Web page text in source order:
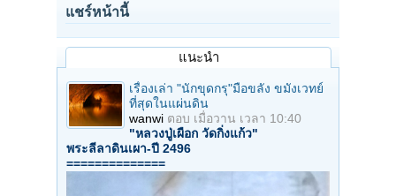
แชร์หน้านี้
แนะนำ
เรื่องเล่า "นักขุดกรุ"มือขลัง ขมังเวทย์
ที่สุดในแผ่นดิน
wanwi ตอบ เมื่อวาน เวลา 10:40
"หลวงปู่เผือก วัดกิ่งแก้ว"
พระลีลาดินเผา-ปี 2496
==============